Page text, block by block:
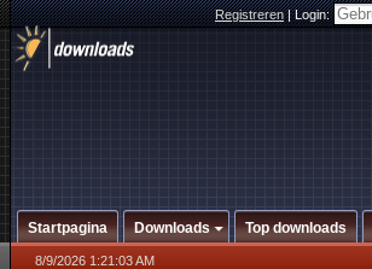
Registreren|Login:
Startpagina Downloads Top downloads
8/9/2026 1:21:03 AM